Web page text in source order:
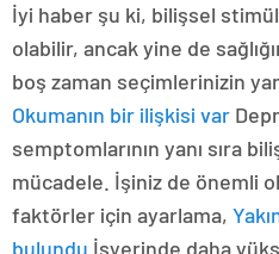
İyi haber şu ki, bilişsel
olabilir, ancak yine de
boş zaman seçimlerinizin
Okumanın bir ilişkisi var
semptomlarının yanı sıra
mücadele. İşiniz de önemli
faktörler için ayarlama,
bulundu İşyerinde daha